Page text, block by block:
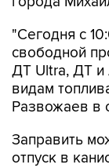
"Сегодня с
свободной
ДТ Ultra, ДТ и
видам
Развожаев в
Заправить
отпуск в